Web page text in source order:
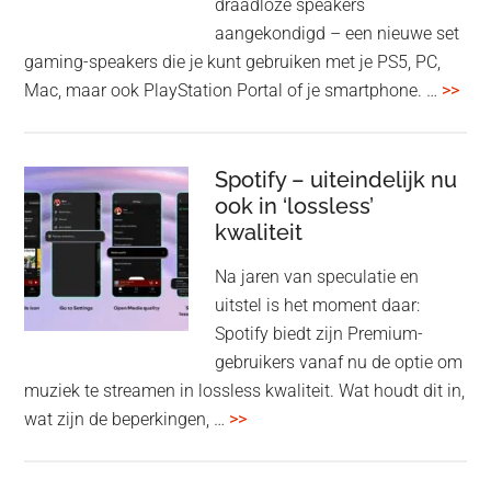
draadloze speakers
aangekondigd – een nieuwe set
gaming-speakers die je kunt gebruiken met je PS5, PC,
Mac, maar ook PlayStation Portal of je smartphone. … >>
Spotify – uiteindelijk nu
ook in ‘lossless’
kwaliteit
Na jaren van speculatie en
uitstel is het moment daar:
Spotify biedt zijn Premium-
gebruikers vanaf nu de optie om
muziek te streamen in lossless kwaliteit. Wat houdt dit in,
wat zijn de beperkingen, … >>overSpotify